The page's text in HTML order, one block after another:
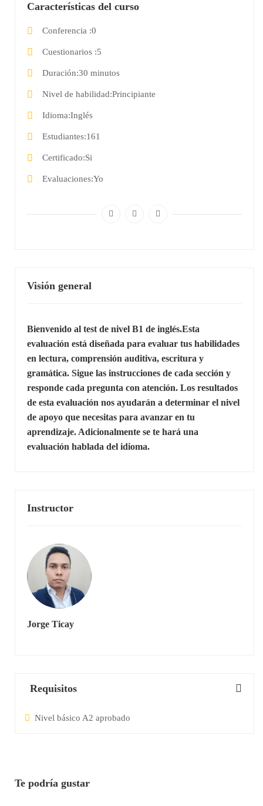
Visión general
Bienvenido al test de nivel B1 de inglés.Esta
evaluación está diseñada para evaluar tus habilidades
en lectura, comprensión auditiva, escritura y
gramática. Sigue las instrucciones de cada sección y
responde cada pregunta con atención. Los resultados
de esta evaluación nos ayudarán a determinar el nivel
de apoyo que necesitas para avanzar en tu
aprendizaje. Adicionalmente se te hará una
evaluación hablada del idioma.
Instructor
Jorge Ticay
Requisitos
Nivel básico A2 aprobado
Te podría gustar
Características del curso
Conferencia 0
Cuestionarios 5
Duración 30 minutos
Nivel de habilidad Principiante
Idioma Inglés
Estudiantes 161
Certificado Si
Evaluaciones Yo